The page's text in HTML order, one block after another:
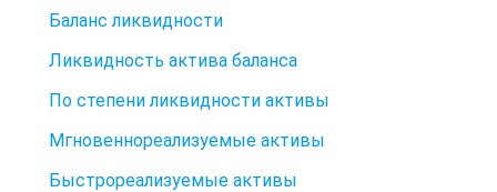
Баланс ликвидности
Ликвидность актива баланса
По степени ликвидности активы
Мгновеннореализуемые активы
Быстрореализуемые активы